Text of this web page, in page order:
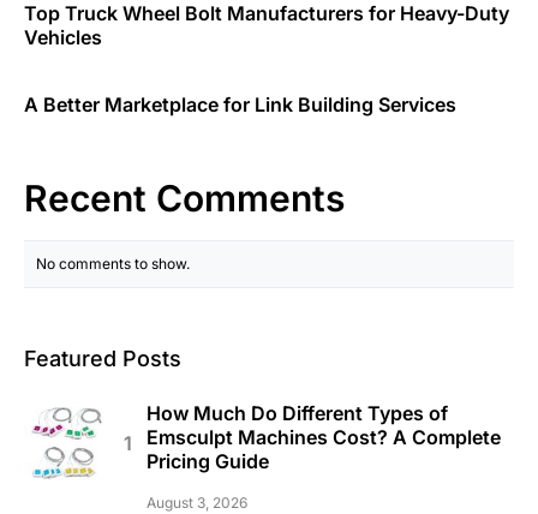
Top Truck Wheel Bolt Manufacturers for Heavy-Duty
Vehicles
A Better Marketplace for Link Building Services
Recent Comments
No comments to show.
Featured Posts
How Much Do Different Types of
Emsculpt Machines Cost? A Complete
Pricing Guide
August 3, 2026